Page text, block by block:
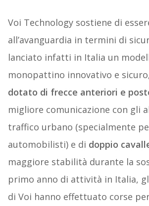
Voi Technology sostiene di
all’avanguardia in termini di
lanciato infatti in Italia un
monopattino innovativo e
dotato di frecce anteriori e
migliore comunicazione con gli
traffico urbano (specialmente
automobilisti) e di doppio
maggiore stabilità durante la
primo anno di attività in Italia,
di Voi hanno effettuato corse